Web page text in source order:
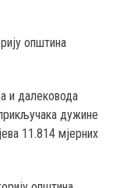
општина
и далековода
дужине
11.814 мјерних